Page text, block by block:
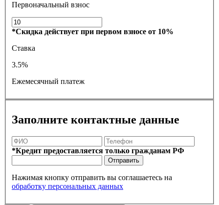
Первоначальный взнос
*Скидка действует при первом взносе от 10%
Ставка
3.5%
Ежемесячный платеж
Заполните контактные данные
*Кредит предоставляется только гражданам РФ
Отправить
Нажимая кнопку отправить вы соглашаетесь на
обработку персональных данных